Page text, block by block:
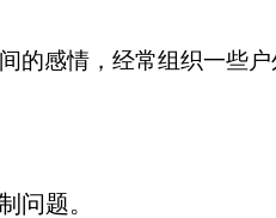
的感情，经常组织一些
问题。